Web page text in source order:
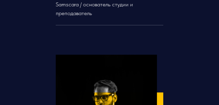
Samscara / основатель студии и
преподаватель